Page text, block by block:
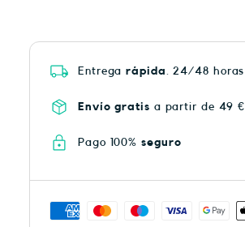
Entregarápida . 24/48 horas
Envío gratis a partir de 49 €
Pago 100% seguro